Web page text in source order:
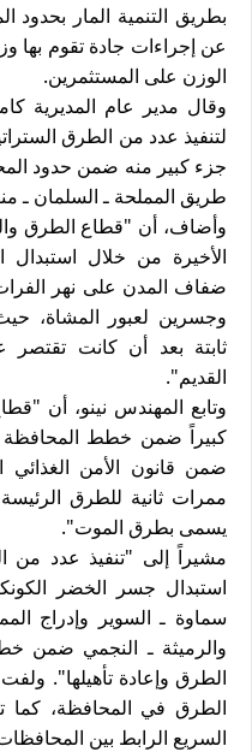
بطريق التنمية المار
عن إجراءات جادة تقوم بها
الوزن على المستثمرين.
وقال مدير عام المديرية
لتنفيذ عدد من الطرق
جزء كبير منه ضمن حدود
طريق المملحة ـ السلمان ـ
وأضاف، أن "قطاع الطرق
الأخيرة من خلال استبدال
ضفاف المدن على نهر
وجسرين لعبور المشاة،
ثابتة بعد أن كانت
القديم".
وتابع المهندس نينو، أن
كبيراً ضمن خطط المحافظة
ضمن قانون الأمن الغذائي
ممرات ثانية للطرق
يسمى بطرق الموت".
مشيراً إلى "تنفيذ عدد من
استبدال جسر الخضر
سماوة ـ السوير وإدراج
الطرق في المحافظة، كما
السريع الرابط بين